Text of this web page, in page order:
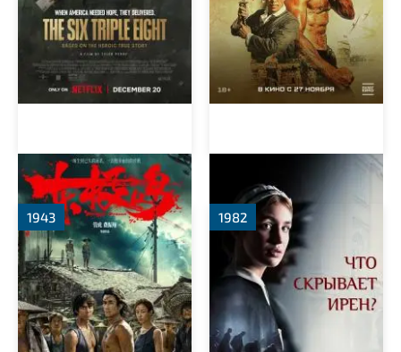
Остров Дунцзи
1943 1982